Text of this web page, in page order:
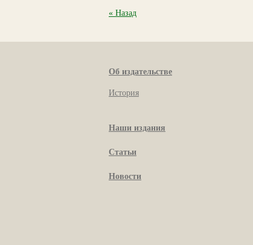
« Назад
Об издательстве
История
Наши издания
Статьи
Новости